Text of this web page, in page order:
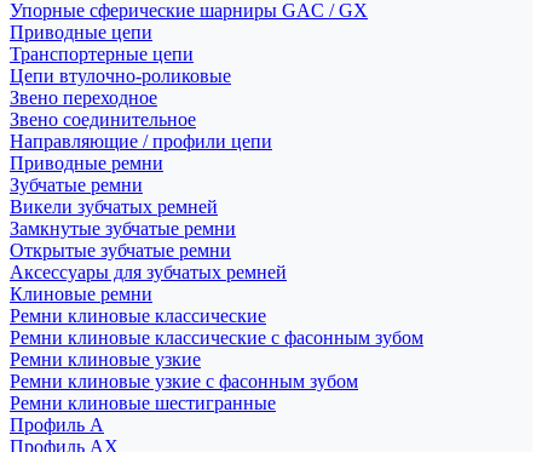
Упорные сферические шарниры GAC / GX
Приводные цепи
Транспортерные цепи
Цепи втулочно-роликовые
Звено переходное
Звено соединительное
Направляющие / профили цепи
Приводные ремни
Зубчатые ремни
Викели зубчатых ремней
Замкнутые зубчатые ремни
Открытые зубчатые ремни
Аксессуары для зубчатых ремней
Клиновые ремни
Ремни клиновые классические
Ремни клиновые классические с фасонным зубом
Ремни клиновые узкие
Ремни клиновые узкие с фасонным зубом
Ремни клиновые шестигранные
Профиль A
Профиль AX